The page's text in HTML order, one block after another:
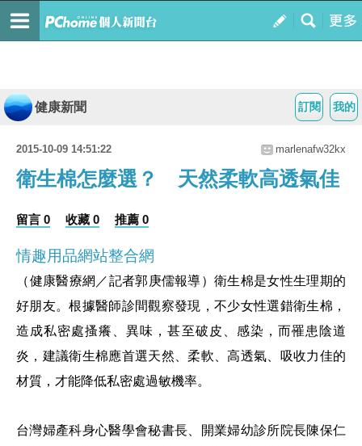
我的
訂閱
健康新聞
2015-10-09 14:51:22 marlenafw32kx
衛生棉怎麼選？ 天然柔軟高透氣佳
留言 0 收藏 0 推薦 0
情趣用品網站整合網
（健康醫療網／記者郭庚儒報導）衛生棉是女性生理期的
好朋友。根據醫師診間觀察發現，不少女性選錯衛生棉，
造成私密處搔癢、異味，甚至破皮、感染，而罹患陰道
炎，建議衛生棉應首選天然、柔軟、高透氣、吸收力佳的
材質，才能降低私密處過敏機率。
台灣婦產科身心醫學會秘書長、開業婦幼診所院長陳保仁